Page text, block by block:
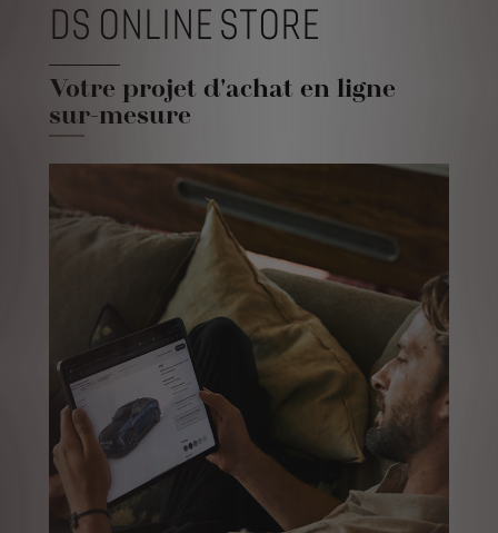
DS ONLINE STORE
Votre projet d'achat en ligne
sur-mesure